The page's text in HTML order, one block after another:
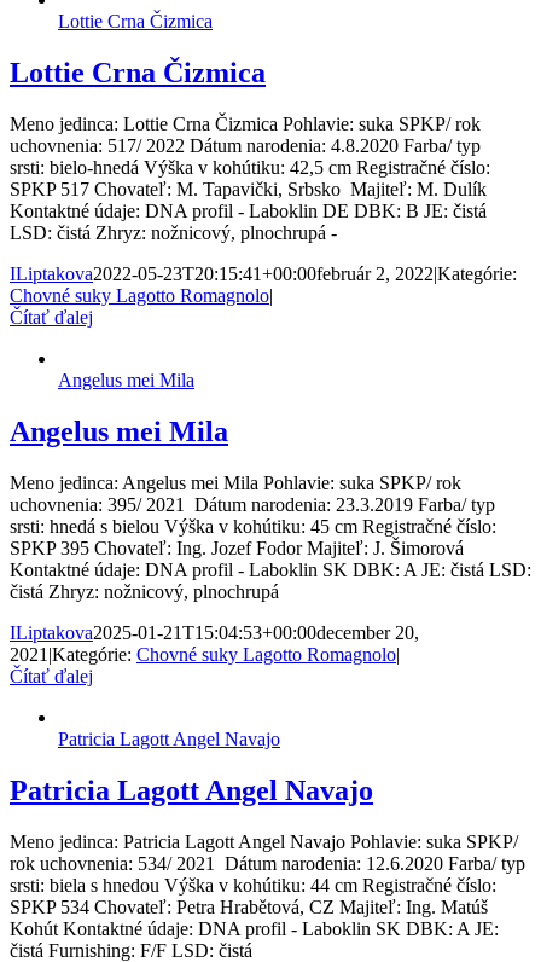
Lottie Crna Čizmica
Lottie Crna Čizmica
Meno jedinca: Lottie Crna Čizmica Pohlavie: suka SPKP/ rok
uchovnenia: 517/ 2022 Dátum narodenia: 4.8.2020 Farba/ typ
srsti: bielo-hnedá Výška v kohútiku: 42,5 cm Registračné číslo:
SPKP 517 Chovateľ: M. Tapavički, Srbsko Majiteľ: M. Dulík
Kontaktné údaje: DNA profil - Laboklin DE DBK: B JE: čistá
LSD: čistá Zhryz: nožnicový, plnochrupá -
ILiptakova2022-05-23T20:15:41+00:00február 2, 2022|Kategórie:
Chovné suky Lagotto Romagnolo|
Čítať ďalej
Angelus mei Mila
Angelus mei Mila
Meno jedinca: Angelus mei Mila Pohlavie: suka SPKP/ rok
uchovnenia: 395/ 2021 Dátum narodenia: 23.3.2019 Farba/ typ
srsti: hnedá s bielou Výška v kohútiku: 45 cm Registračné číslo:
SPKP 395 Chovateľ: Ing. Jozef Fodor Majiteľ: J. Šimorová
Kontaktné údaje: DNA profil - Laboklin SK DBK: A JE: čistá LSD:
čistá Zhryz: nožnicový, plnochrupá
ILiptakova2025-01-21T15:04:53+00:00december 20,
2021 |Kategórie: Chovné suky Lagotto Romagnolo|
Čítať ďalej
Patricia Lagott Angel Navajo
Patricia Lagott Angel Navajo
Meno jedinca: Patricia Lagott Angel Navajo Pohlavie: suka SPKP/
rok uchovnenia: 534/ 2021 Dátum narodenia: 12.6.2020 Farba/ typ
srsti: biela s hnedou Výška v kohútiku: 44 cm Registračné číslo:
SPKP 534 Chovateľ: Petra Hrabětová, CZ Majiteľ: Ing. Matúš
Kohút Kontaktné údaje: DNA profil - Laboklin SK DBK: A JE:
čistá Furnishing: F/F LSD: čistá